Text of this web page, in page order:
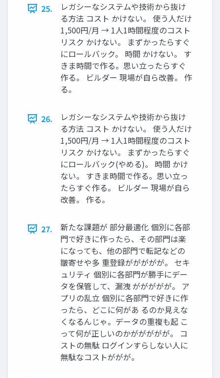
25.
レガシーなシステムや技術から抜け
る方法 コスト かけない。 使う人だけ
1,500円/月 → 1人1時間程度のコスト
リスク かけない。 まずかったらすぐ
にロールバック。 時間 かけない。 す
きま時間で作る。思い立ったらすぐ
作る。 ビルダー 現場が自ら改善。 作
る。
26.
レガシーなシステムや技術から抜け
る方法 コスト かけない。 使う人だけ
1,500円/月 → 1人1時間程度のコスト
リスク かけない。 まずかったらすぐ
にロールバック(やめる)。 時間 かけ
ない。 すきま時間で作る。思い立っ
たらすぐ作る。 ビルダー 現場が自ら
改善。 作る。
27.
新たな課題が 部分最適化 個別に各部
門で好きに作ったら、その部門は楽
になっても、他の部門で転記などの
皺寄せや多 重登録ががががが。 セキ
ュリティ 個別に各部門が勝手にデー
タを保管して、漏洩 ががががが。 ア
プリの乱立 個別に各部門で好きに作
ったら、どこに何があ るのか見えな
くなるんじゃ。データの重複も起 こ
って何が正しいのかががががが。 コ
ストの無駄 ログインすらしない人に
無駄なコストががが。